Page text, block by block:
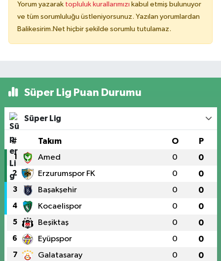
Yorum yazarak topluluk kurallarımızı kabul etmiş bulunuyor
ve tüm sorumluluğu üstleniyorsunuz. Yazılan yorumlardan
Balikesirim.Net hiçbir şekilde sorumlu tutulamaz.
Süper Lig Puan Durumu
Süper Lig
# Takım O P
1 Amed 0 0
2 Erzurumspor FK 0 0
3 Başakşehir 0 0
4 Kocaelispor 0 0
5 Beşiktaş 0 0
6 Eyüpspor 0 0
7 Galatasaray 0 0